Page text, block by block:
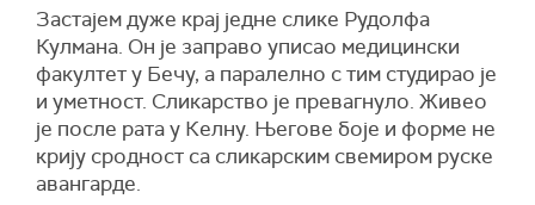
Застајем дуже крај једне слике Рудолфа
Кулмана. Он је заправо уписао медицински
факултет у Бечу, а паралелно с тим студирао је
и уметност. Сликарство је превагнуло. Живео
је после рата у Келну. Његове боје и форме не
крију сродност са сликарским свемиром руске
авангарде.